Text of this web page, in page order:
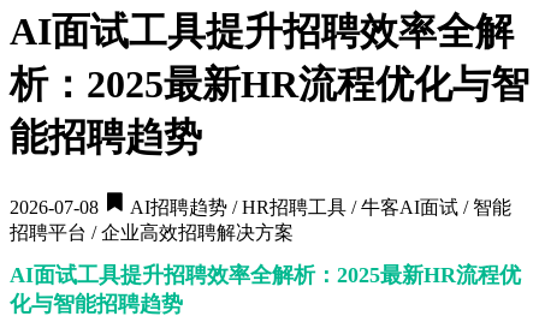
AI面试工具提升招聘效率全解
析：2025最新HR流程优化与智
能招聘趋势
2026-07-08
AI招聘趋势 / HR招聘工具 / 牛客AI面试 / 智能
招聘平台 / 企业高效招聘解决方案
AI面试工具提升招聘效率全解析：2025最新HR流程优
化与智能招聘趋势